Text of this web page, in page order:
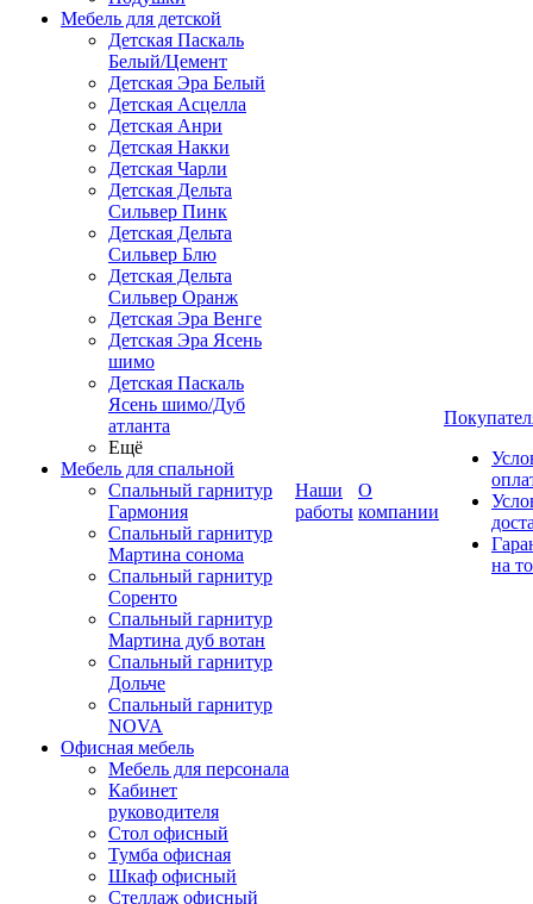
Мебель для детской
Детская Паскаль
Белый/Цемент
Детская Эра Белый
Детская Асцелла
Детская Анри
Детская Накки
Детская Чарли
Детская Дельта
Сильвер Пинк
Детская Дельта
Сильвер Блю
Детская Дельта
Сильвер Оранж
Детская Эра Венге
Детская Эра Ясень
шимо
Детская Паскаль
Ясень шимо/Дуб
атланта
Ещё
Мебель для спальной
Спальный гарнитур
Гармония
Спальный гарнитур
Мартина сонома
Спальный гарнитур
Соренто
Спальный гарнитур
Мартина дуб вотан
Спальный гарнитур
Дольче
Спальный гарнитур
NOVA
Офисная мебель
Мебель для персонала
Кабинет
руководителя
Стол офисный
Тумба офисная
Шкаф офисный
Стеллаж офисный
Наши
работы
О
компании
на